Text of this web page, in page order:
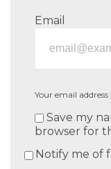
Email
Your email
Save my
browser for
Notify me of